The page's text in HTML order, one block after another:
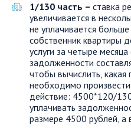
1/130 часть – ставка
увеличивается в
не уплачивается
собственник квартиры
услуги за четыре
задолженности
чтобы вычислить, какая
необходимо
действие: 4500*120/
уплачивать
размере 4500 рублей, а